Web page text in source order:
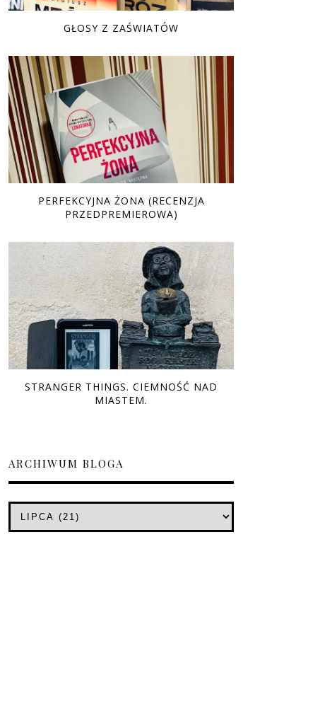
GŁOSY Z ZAŚWIATÓW
PERFEKCYJNA ŻONA (RECENZJA
PRZEDPREMIEROWA)
STRANGER THINGS. CIEMNOŚĆ NAD
MIASTEM.
ARCHIWUM BLOGA